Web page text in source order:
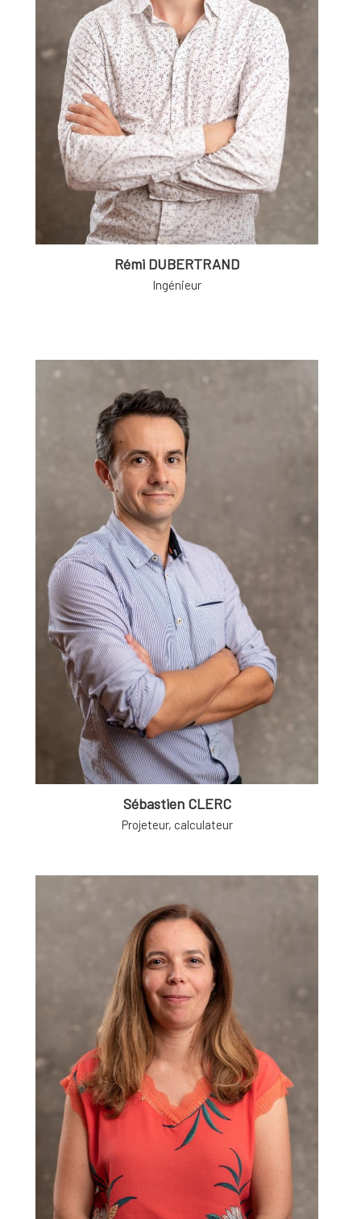
Rémi DUBERTRAND
Ingénieur
Sébastien CLERC
Projeteur, calculateur